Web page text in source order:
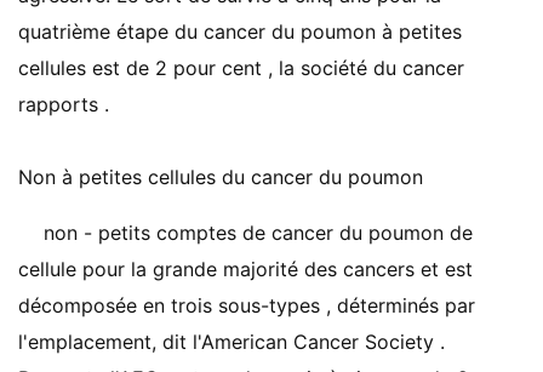
quatrième étape du cancer du poumon à petites
cellules est de 2 pour cent , la société du cancer
rapports .
Non à petites cellules du cancer du poumon
non - petits comptes de cancer du poumon de
cellule pour la grande majorité des cancers et est
décomposée en trois sous-types , déterminés par
l'emplacement, dit l'American Cancer Society .